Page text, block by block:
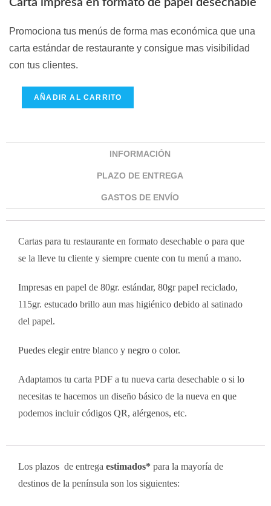
Carta impresa en formato de papel desechable
Promociona tus menús de forma mas económica que una
carta estándar de restaurante y consigue mas visibilidad
con tus clientes.
AÑADIR AL CARRITO
INFORMACIÓN
PLAZO DE ENTREGA
GASTOS DE ENVÍO
Cartas para tu restaurante en formato desechable o para que
se la lleve tu cliente y siempre cuente con tu menú a mano.
Impresas en papel de 80gr. estándar, 80gr papel reciclado,
115gr. estucado brillo aun mas higiénico debido al satinado
del papel.
Puedes elegir entre blanco y negro o color.
Adaptamos tu carta PDF a tu nueva carta desechable o si lo
necesitas te hacemos un diseño básico de la nueva en que
podemos incluir códigos QR, alérgenos, etc.
Los plazos de entrega estimados* para la mayoría de
destinos de la península son los siguientes: